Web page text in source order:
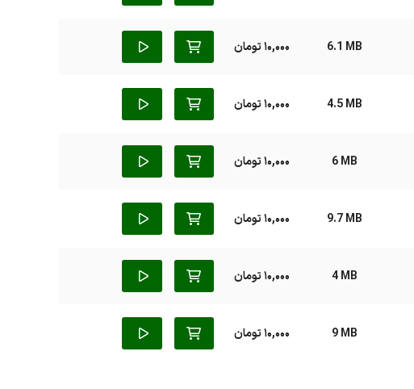
6.1 MB 10,000 تومان
4.5 MB 10,000 تومان
6 MB 10,000 تومان
9.7 MB 10,000 تومان
4 MB 10,000 تومان
9 MB 10,000 تومان